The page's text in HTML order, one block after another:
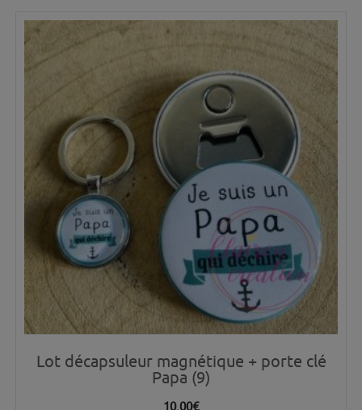
Lot décapsuleur magnétique + porte clé
Papa (9)
10.00€